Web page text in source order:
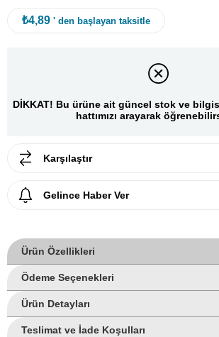
₺4,89 ' den başlayan taksitle
DİKKAT! Bu ürüne ait güncel stok ve
hattımızı arayarak
Karşılaştır
Gelince Haber Ver
Ürün Özellikleri
Ödeme Seçenekleri
Ürün Detayları
Teslimat ve İade Koşulları